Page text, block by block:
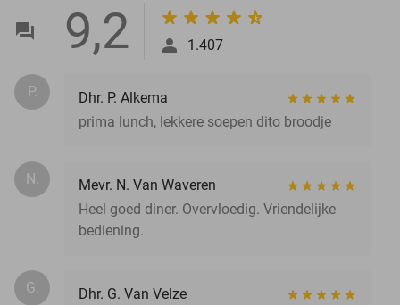
9,2 1.407
P.
Dhr. P. Alkema
prima lunch, lekkere soepen dito broodje
N.
Mevr. N. Van Waveren
Heel goed diner. Overvloedig. Vriendelijke
bediening.
G.
Dhr. G. Van Velze